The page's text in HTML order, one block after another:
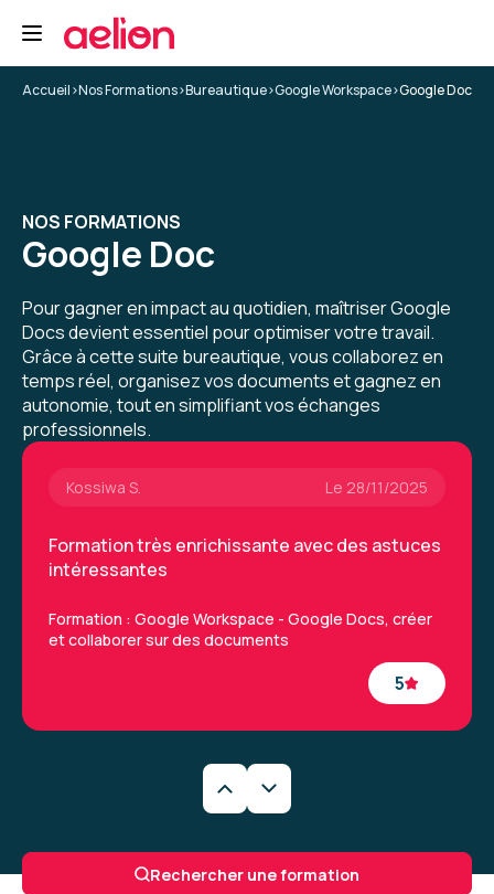
Accueil>Nos Formations>Bureautique>Google Workspace>Google Doc
NOS FORMATIONS
Google Doc
Pour gagner en impact au quotidien, maîtriser Google
Docs devient essentiel pour optimiser votre travail.
Grâce à cette suite bureautique, vous collaborez en
temps réel, organisez vos documents et gagnez en
autonomie, tout en simplifiant vos échanges
professionnels.
5
et collaborer sur des documents
5
Ce fut une très bonne formation et conseillerai
votre organisme à tout adhérent qui cherche
un organisme. C'est top !
Formation : Google Workspace - Google Slides, créer
et diffuser des présentations
Kossiwa S. Le 28/11/2025
5
Formation très enrichissante avec des astuces
intéressantes
Formation : Google Workspace - Google Docs, créer
et collaborer sur des documents
Ce fut une très bonne formation et conseillerai
votre organisme à tout adhérent qui cherche
Rechercher une formation